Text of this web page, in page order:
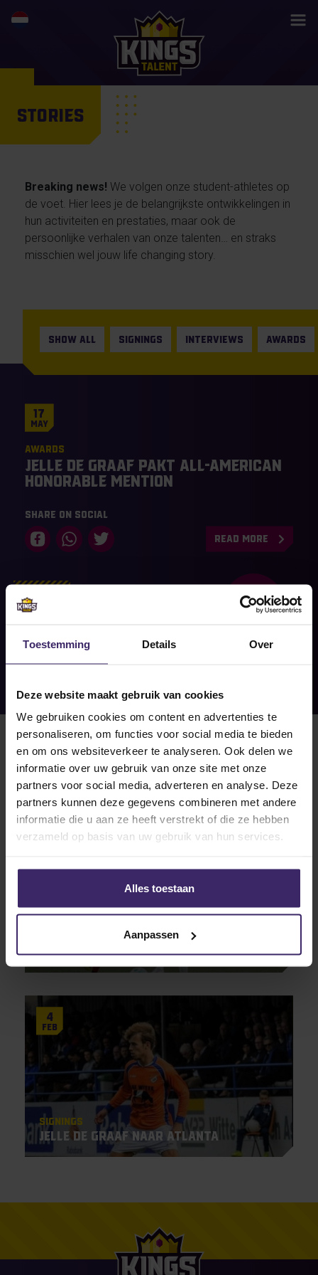
Toestemming Details Over
Deze website maakt gebruik van cookies
We gebruiken cookies om content en advertenties te
personaliseren, om functies voor social media te bieden
en om ons websiteverkeer te analyseren. Ook delen we
informatie over uw gebruik van onze site met onze
partners voor social media, adverteren en analyse. Deze
partners kunnen deze gegevens combineren met andere
informatie die u aan ze heeft verstrekt of die ze hebben
verzameld op basis van uw gebruik van hun services.
Alles toestaan
Aanpassen
STORIES
Breaking news! We volgen onze student-athletes op
de voet. Hier lees je de belangrijkste ontwikkelingen in
hun activiteiten en prestaties, maar ook de
persoonlijke verhalen van onze talenten… en straks
misschien wel jouw life changing story.
SHOW ALL SIGNINGS INTERVIEWS AWARDS
17
May
Awards
Jelle de Graaf pakt All-American
Honorable Mention
Share on social
READ MORE
15
Feb
Recap 8 februari – 14 februari
4
Feb
Signings
Jelle de Graaf naar Atlanta